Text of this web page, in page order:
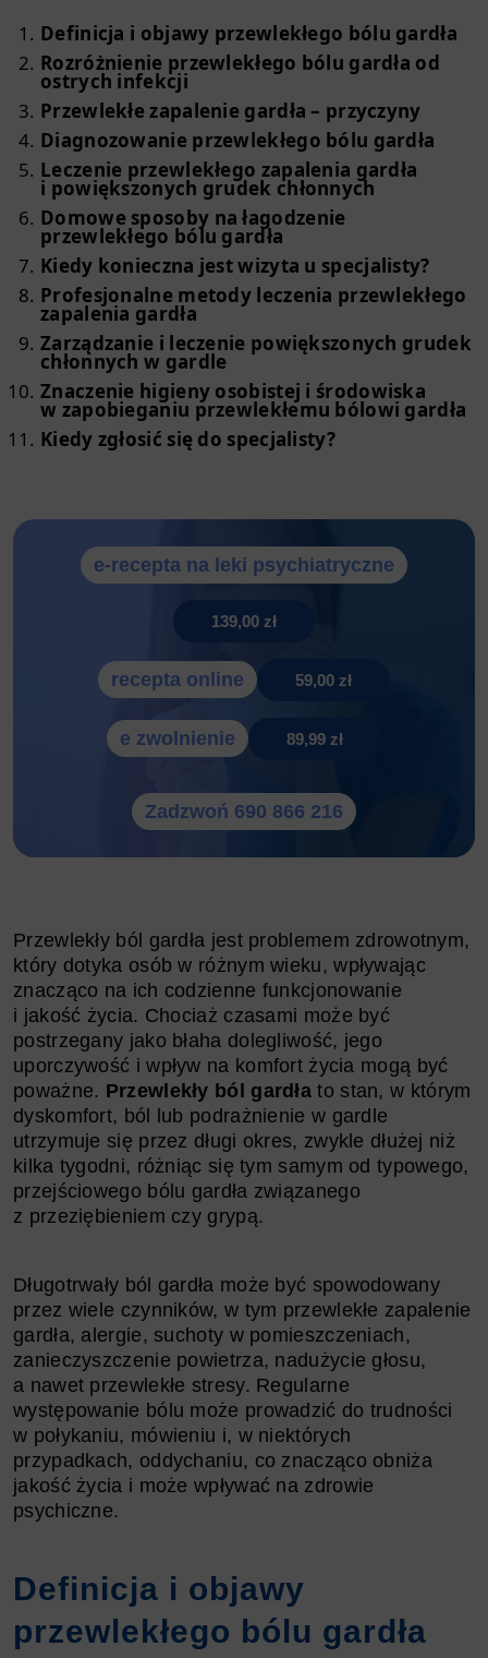
Definicja i objawy przewlekłego bólu gardła
Rozróżnienie przewlekłego bólu gardła od
ostrych infekcji
Przewlekłe zapalenie gardła – przyczyny
Diagnozowanie przewlekłego bólu gardła
Leczenie przewlekłego zapalenia gardła
i powiększonych grudek chłonnych
Domowe sposoby na łagodzenie
przewlekłego bólu gardła
Kiedy konieczna jest wizyta u specjalisty?
Profesjonalne metody leczenia przewlekłego
zapalenia gardła
Zarządzanie i leczenie powiększonych grudek
chłonnych w gardle
Znaczenie higieny osobistej i środowiska
w zapobieganiu przewlekłemu bólowi gardła
Kiedy zgłosić się do specjalisty?
e-recepta na leki psychiatryczne
139,00 zł
recepta online 59,00 zł
e zwolnienie 89,99 zł
Zadzwoń 690 866 216
Przewlekły ból gardła jest problemem zdrowotnym,
który dotyka osób w różnym wieku, wpływając
znacząco na ich codzienne funkcjonowanie
i jakość życia. Chociaż czasami może być
postrzegany jako błaha dolegliwość, jego
uporczywość i wpływ na komfort życia mogą być
poważne. Przewlekły ból gardła to stan, w którym
dyskomfort, ból lub podrażnienie w gardle
utrzymuje się przez długi okres, zwykle dłużej niż
kilka tygodni, różniąc się tym samym od typowego,
przejściowego bólu gardła związanego
z przeziębieniem czy grypą.
Długotrwały ból gardła może być spowodowany
przez wiele czynników, w tym przewlekłe zapalenie
gardła, alergie, suchoty w pomieszczeniach,
zanieczyszczenie powietrza, nadużycie głosu,
a nawet przewlekłe stresy. Regularne
występowanie bólu może prowadzić do trudności
w połykaniu, mówieniu i, w niektórych
przypadkach, oddychaniu, co znacząco obniża
jakość życia i może wpływać na zdrowie
psychiczne.
Definicja i objawy
przewlekłego bólu gardła